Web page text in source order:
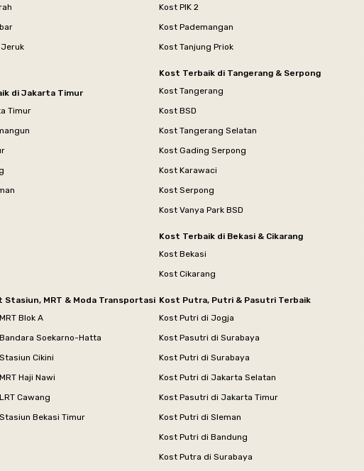
Jeruk
di Jakarta Timur
Timur
Kost PIK 2
Kost Pademangan
Kost Tanjung Priok
Kost Terbaik di Tangerang & Serpong
Kost Tangerang
Kost BSD
Kost Tangerang Selatan
Kost Gading Serpong
Kost Karawaci
Kost Serpong
Kost Vanya Park BSD
Kost Terbaik di Bekasi & Cikarang
Kost Bekasi
Kost Cikarang
Stasiun, MRT & Moda Transportasi
Blok A
Soekarno-Hatta
Cikini
Haji Nawi
Cawang
Bekasi Timur
Kost Putra, Putri & Pasutri Terbaik
Kost Putri di Jogja
Kost Pasutri di Surabaya
Kost Putri di Surabaya
Kost Putri di Jakarta Selatan
Kost Pasutri di Jakarta Timur
Kost Putri di Sleman
Kost Putri di Bandung
Kost Putra di Surabaya